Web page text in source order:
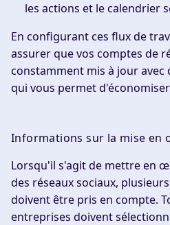
les actions et le calendrier
En configurant ces flux de
assurer que vos comptes de
constamment mis à jour avec
qui vous permet
Informations sur la mise en
Lorsqu'il s'agit de mettre en
des réseaux sociaux,
doivent être pris en compte.
entreprises doivent